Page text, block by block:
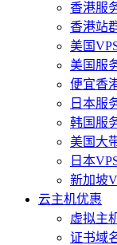
香港服
香港站
美国
美国服
便宜香
日本服
韩国服
美国大
日本
新加坡
云主机优惠
虚拟主
证书域